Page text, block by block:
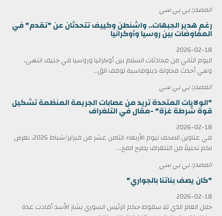
المصدر: بي بي سي
رغم هدير الجبهات.. واشنطن وكييف تتحدثان عن "تقدم" في
المفاوضات بين روسيا وأوكرانيا
2026-02-18
اليوم الثاني من محادثات السلام بين أوكرانيا وروسيا في جنيف انتهى،
وهي أحدث محاولة دبلوماسية لوقف الق...
المصدر: بي بي سي
"الولايات المتحدة تريد من عصابات الجريمة المنظمة تشكيل
قوة شرطة غزة" -مقال في التلغراف
2026-02-18
في عناوين الصحف ليوم الأربعاء الثامن عشر من فبراير/شباط 2026، نعرض
لكم تحليلاً من التلغراف يطرح المخ...
المصدر: بي بي سي
"كان يصف بناتنا بالجواري"
2026-02-18
خلال العام الذي تلا سقوط حكم الرئيس السوري بشار الأسد أفادت عدة